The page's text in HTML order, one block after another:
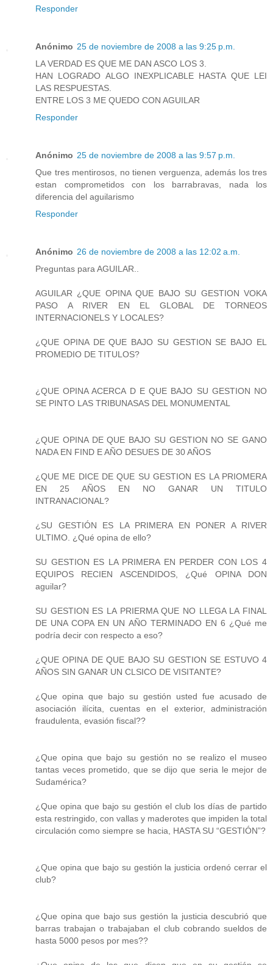
Responder
Anónimo 25 de noviembre de 2008 a las 9:25 p.m.
LA VERDAD ES QUE ME DAN ASCO LOS 3.
HAN LOGRADO ALGO INEXPLICABLE HASTA QUE LEI
LAS RESPUESTAS.
ENTRE LOS 3 ME QUEDO CON AGUILAR
Responder
Anónimo 25 de noviembre de 2008 a las 9:57 p.m.
Que tres mentirosos, no tienen verguenza, además los tres
estan comprometidos con los barrabravas, nada los
diferencia del aguilarismo
Responder
Anónimo 26 de noviembre de 2008 a las 12:02 a.m.
Preguntas para AGUILAR..
AGUILAR ¿QUE OPINA QUE BAJO SU GESTION VOKA
PASO A RIVER EN EL GLOBAL DE TORNEOS
INTERNACIONELS Y LOCALES?
¿QUE OPINA DE QUE BAJO SU GESTION SE BAJO EL
PROMEDIO DE TITULOS?
¿QUE OPINA ACERCA D E QUE BAJO SU GESTION NO
SE PINTO LAS TRIBUNASAS DEL MONUMENTAL
¿QUE OPINA DE QUE BAJO SU GESTION NO SE GANO
NADA EN FIND E AÑO DESUES DE 30 AÑOS
¿QUE ME DICE DE QUE SU GESTION ES LA PRIOMERA
EN 25 AÑOS EN NO GANAR UN TITULO
INTRANACIONAL?
¿SU GESTIÓN ES LA PRIMERA EN PONER A RIVER
ULTIMO. ¿Qué opina de ello?
SU GESTION ES LA PRIMERA EN PERDER CON LOS 4
EQUIPOS RECIEN ASCENDIDOS, ¿Qué OPINA DON
aguilar?
SU GESTION ES LA PRIERMA QUE NO LLEGA LA FINAL
DE UNA COPA EN UN AÑO TERMINADO EN 6 ¿Qué me
podría decir con respecto a eso?
¿QUE OPINA DE QUE BAJO SU GESTION SE ESTUVO 4
AÑOS SIN GANAR UN CLSICO DE VISITANTE?
¿Que opina que bajo su gestión usted fue acusado de
asociación ilícita, cuentas en el exterior, administración
fraudulenta, evasión fiscal??
¿Que opina que bajo su gestión no se realizo el museo
tantas veces prometido, que se dijo que seria le mejor de
Sudamérica?
¿Que opina que bajo su gestión el club los días de partido
esta restringido, con vallas y maderotes que impiden la total
circulación como siempre se hacia, HASTA SU “GESTIÓN”?
¿Que opina que bajo su gestión la justicia ordenó cerrar el
club?
¿Que opina que bajo sus gestión la justicia descubrió que
barras trabajan o trabajaban el club cobrando sueldos de
hasta 5000 pesos por mes??